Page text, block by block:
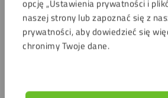
opcję „Ustawienia prywatności i
naszej strony lub zapoznać się z
prywatności, aby dowiedzieć się
chronimy Twoje dane.